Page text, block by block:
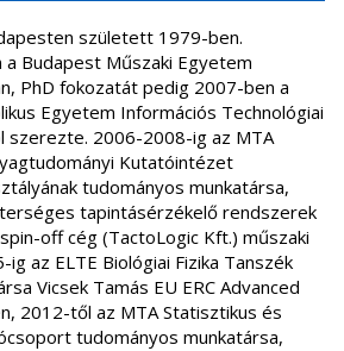
született 1979-ben.
Budapest Műszaki Egyetem
PhD fokozatát pedig 2007-ben a
Egyetem Információs Technológiai
szerezte. 2006-2008-ig az MTA
Kutatóintézet
tudományos munkatársa,
tapintásérzékelő rendszerek
off cég (TactoLogic Kft.) műszaki
az ELTE Biológiai Fizika Tanszék
Vicsek Tamás EU ERC Advanced
2012-től az MTA Statisztikus és
tudományos munkatársa,